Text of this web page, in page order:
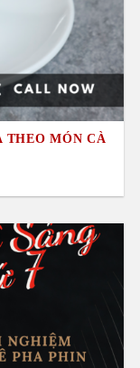
THEO MÓN CÀ